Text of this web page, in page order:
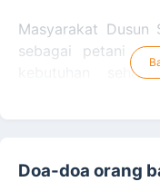
Masyarakat Dusun
sebagai petani
kebutuhan
Namun, kondisi
nyaman.
keagamaan dan
Doa-doa orang